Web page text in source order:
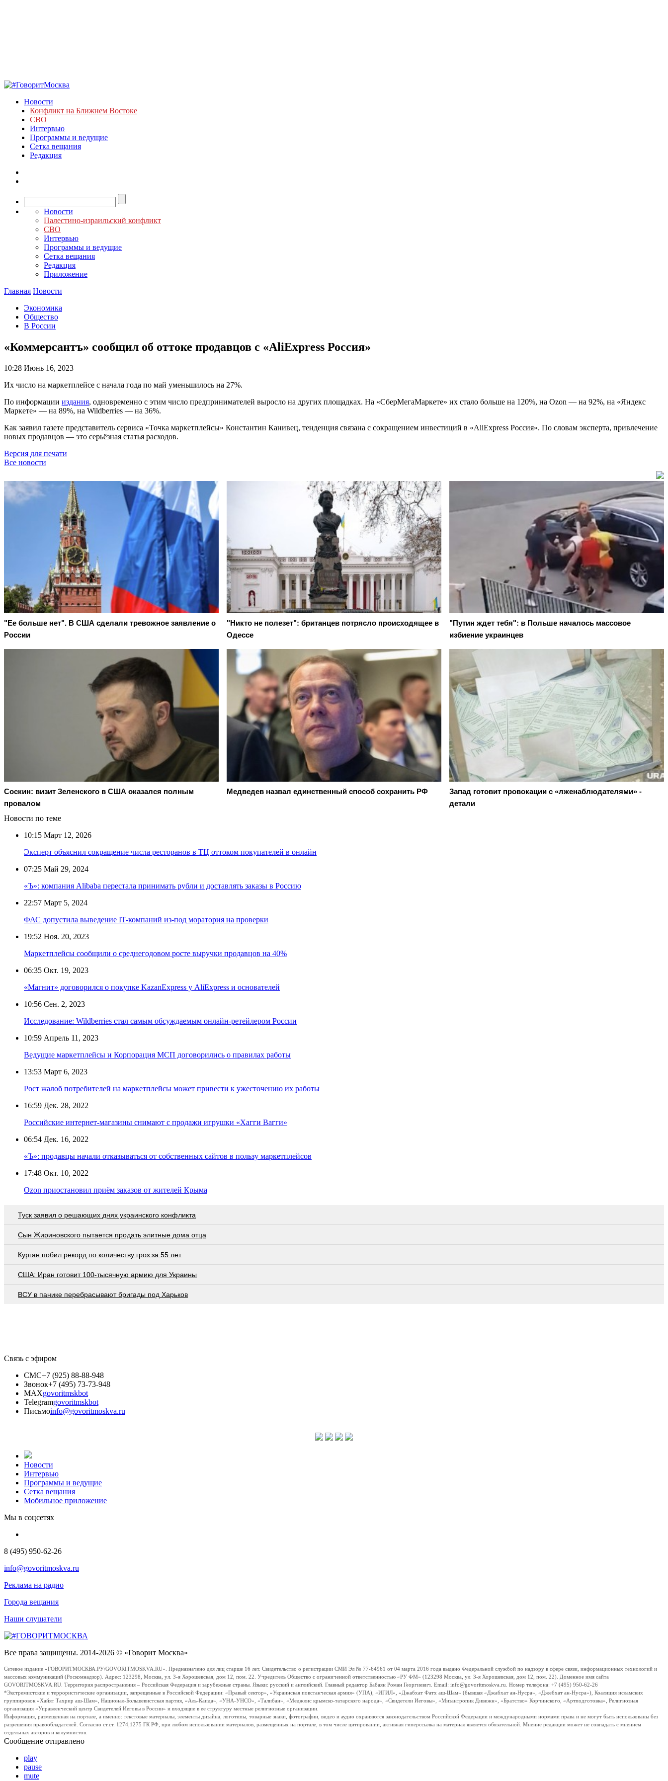
Новости
Конфликт на Ближнем Востоке
СВО
Интервью
Программы и ведущие
Сетка вещания
Редакция
Новости
Палестино-израильский конфликт
СВО
Интервью
Программы и ведущие
Сетка вещания
Редакция
Приложение
Главная Новости
Экономика
Общество
В России
«Коммерсантъ» сообщил об оттоке продавцов с «AliExpress Россия»
10:28 Июнь 16, 2023
Их число на маркетплейсе с начала года по май уменьшилось на 27%.
По информации издания, одновременно с этим число предпринимателей выросло на других площадках. На «СберМегаМаркете» их стало больше на 120%, на Ozon — на 92%, на «Яндекс
Маркете» — на 89%, на Wildberries — на 36%.
Как заявил газете представитель сервиса «Точка маркетплейсы» Константин Канивец, тенденция связана с сокращением инвестиций в «AliExpress Россия». По словам эксперта, привлечение
новых продавцов — это серьёзная статья расходов.
Версия для печати
Все новости
"Ее больше нет". В США сделали тревожное заявление о
России
"Никто не полезет": британцев потрясло происходящее в
Одессе
"Путин ждет тебя": в Польше началось массовое
избиение украинцев
Соскин: визит Зеленского в США оказался полным
провалом
Медведев назвал единственный способ сохранить РФ
Запад готовит провокации с «лженаблюдателями» -
детали
Новости по теме
10:15 Март 12, 2026
Эксперт объяснил сокращение числа ресторанов в ТЦ оттоком покупателей в онлайн
07:25 Май 29, 2024
«Ъ»: компания Alibaba перестала принимать рубли и доставлять заказы в Россию
22:57 Март 5, 2024
ФАС допустила выведение IT-компаний из-под моратория на проверки
19:52 Ноя. 20, 2023
Маркетплейсы сообщили о среднегодовом росте выручки продавцов на 40%
06:35 Окт. 19, 2023
«Магнит» договорился о покупке KazanExpress у AliExpress и основателей
10:56 Сен. 2, 2023
Исследование: Wildberries стал самым обсуждаемым онлайн-ретейлером России
10:59 Апрель 11, 2023
Ведущие маркетплейсы и Корпорация МСП договорились о правилах работы
13:53 Март 6, 2023
Рост жалоб потребителей на маркетплейсы может привести к ужесточению их работы
16:59 Дек. 28, 2022
Российские интернет-магазины снимают с продажи игрушки «Хагги Вагги»
06:54 Дек. 16, 2022
«Ъ»: продавцы начали отказываться от собственных сайтов в пользу маркетплейсов
17:48 Окт. 10, 2022
Ozon приостановил приём заказов от жителей Крыма
Туск заявил о решающих днях украинского конфликта
Сын Жириновского пытается продать элитные дома отца
Курган побил рекорд по количеству гроз за 55 лет
США: Иран готовит 100-тысячную армию для Украины
ВСУ в панике перебрасывают бригады под Харьков
Связь с эфиром
СМС+7 (925) 88-88-948
Звонок+7 (495) 73-73-948
MAXgovoritmskbot
Telegramgovoritmskbot
Письмоinfo@govoritmoskva.ru
Новости
Интервью
Программы и ведущие
Сетка вещания
Мобильное приложение
Мы в соцсетях
8 (495) 950-62-26
info@govoritmoskva.ru
Реклама на радио
Города вещания
Наши слушатели
Все права защищены. 2014-2026 © «Говорит Москва»
Сетевое издание «ГОВОРИТМОСКВА.РУ/GOVORITMOSKVA.RU». Предназначено для лиц старше 16 лет. Свидетельство о регистрации СМИ Эл № 77-64961 от 04 марта 2016 года выдано Федеральной службой по надзору в сфере связи, информационных технологий и
массовых коммуникаций (Роскомнадзор). Адрес: 123298, Москва, ул. 3-я Хорошевская, дом 12, пом. 22. Учредитель Общество с ограниченной ответственностью «РУ ФМ» (123298 Москва, ул. 3-я Хорошевская, дом 12, пом. 22). Доменное имя сайта
GOVORITMOSKVA.RU. Территория распространения – Российская Федерация и зарубежные страны. Языки: русский и английский. Главный редактор Бабаян Роман Георгиевич. Email: info@govoritmoskva.ru. Номер телефона: +7 (495) 950-62-26
*Экстремистские и террористические организации, запрещенные в Российской Федерации: «Правый сектор», «Украинская повстанческая армия» (УПА), «ИГИЛ», «Джабхат Фатх аш-Шам» (бывшая «Джабхат ан-Нусра», «Джебхат ан-Нусра»), Коалиция исламских
группировок «Хайят Тахрир аш-Шам», Национал-Большевистская партия, «Аль-Каида», «УНА-УНСО», «Талибан», «Меджлис крымско-татарского народа», «Свидетели Иеговы», «Мизантропик Дивижн», «Братство» Корчинского, «Артподготовка», Религиозная
организация «Управленческий центр Свидетелей Иеговы в России» и входящие в ее структуру местные религиозные организации.
Информация, размещенная на портале, а именно: текстовые материалы, элементы дизайна, логотипы, товарные знаки, фотографии, видео и аудио охраняются законодательством Российской Федерации и международными нормами права и не могут быть использованы без
разрешения правообладателей. Согласно ст.ст. 1274,1275 ГК РФ, при любом использовании материалов, размещенных на портале, в том числе цитировании, активная гиперссылка на материал является обязательной. Мнение редакции может не совпадать с мнением
отдельных авторов и колумнистов.
Сообщение отправлено
play
pause
mute